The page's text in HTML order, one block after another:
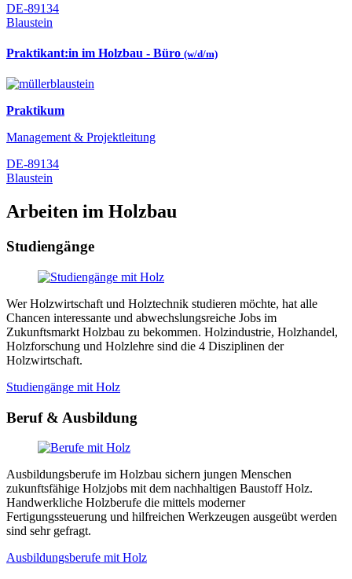
DE-89134
Blaustein
Praktikant:in im Holzbau - Büro (w/d/m)
Praktikum
Management & Projektleitung
DE-89134
Blaustein
Arbeiten im Holzbau
Studiengänge
Wer Holzwirtschaft und Holztechnik studieren möchte, hat alle
Chancen interessante und abwechslungsreiche Jobs im
Zukunftsmarkt Holzbau zu bekommen. Holzindustrie, Holzhandel,
Holzforschung und Holzlehre sind die 4 Disziplinen der
Holzwirtschaft.
Studiengänge mit Holz
Beruf & Ausbildung
Ausbildungsberufe im Holzbau sichern jungen Menschen
zukunftsfähige Holzjobs mit dem nachhaltigen Baustoff Holz.
Handwerkliche Holzberufe die mittels moderner
Fertigungssteuerung und hilfreichen Werkzeugen ausgeübt werden
sind sehr gefragt.
Ausbildungsberufe mit Holz